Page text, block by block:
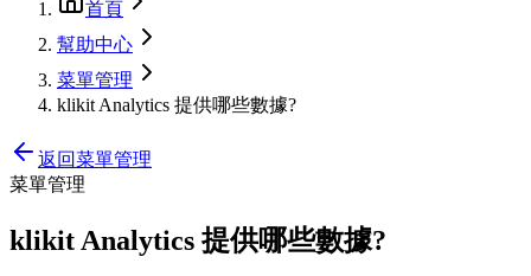
首頁
幫助中心
菜單管理
klikit Analytics 提供哪些數據?
返回菜單管理
菜單管理
klikit Analytics 提供哪些數據?